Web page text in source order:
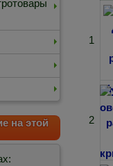
на этой
1
2